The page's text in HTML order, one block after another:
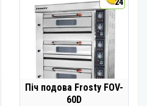
Піч подова Frosty FOV-
60D